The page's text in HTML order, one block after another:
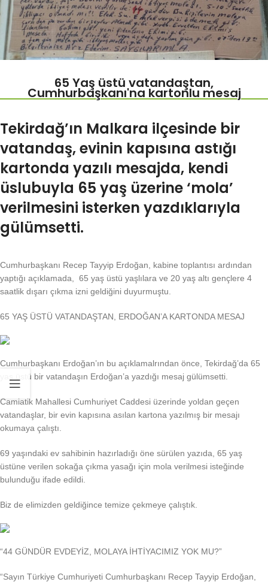
65 Yaş üstü vatandaştan,
Cumhurbaşkanı'na kartonlu mesaj
Tekirdağ’ın Malkara ilçesinde bir
vatandaş, evinin kapısına astığı
kartonda yazılı mesajda, kendi
üslubuyla 65 yaş üzerine ‘mola’
verilmesini isterken yazdıklarıyla
gülümsetti.
Cumhurbaşkanı Recep Tayyip Erdoğan, kabine toplantısı ardından
yaptığı açıklamada, 65 yaş üstü yaşlılara ve 20 yaş altı gençlere 4
saatlik dışarı çıkma izni geldiğini duyurmuştu.
65 YAŞ ÜSTÜ VATANDAŞTAN, ERDOĞAN’A KARTONDA MESAJ
Cumhurbaşkanı Erdoğan’ın bu açıklamalrından önce, Tekirdağ’da 65
yaş üstü bir vatandaşın Erdoğan’a yazdığı mesaj gülümsetti.
Camiatik Mahallesi Cumhuriyet Caddesi üzerinde yoldan geçen
vatandaşlar, bir evin kapısına asılan kartona yazılmış bir mesajı
okumaya çalıştı.
69 yaşındaki ev sahibinin hazırladığı öne sürülen yazıda, 65 yaş
üstüne verilen sokağa çıkma yasağı için mola verilmesi isteğinde
bulunduğu ifade edildi.
Biz de elimizden geldiğince temize çekmeye çalıştık.
“44 GÜNDÜR EVDEYİZ, MOLAYA İHTİYACIMIZ YOK MU?”
“Sayın Türkiye Cumhuriyeti Cumhurbaşkanı Recep Tayyip Erdoğan,